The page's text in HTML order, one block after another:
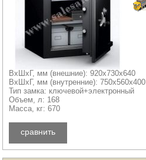
ВхШхГ, мм (внешние): 920x730x640
ВхШхГ, мм (внутренние): 750x560x400
Тип замка: ключевой+электронный
Объем, л: 168
Масса, кг: 670
сравнить